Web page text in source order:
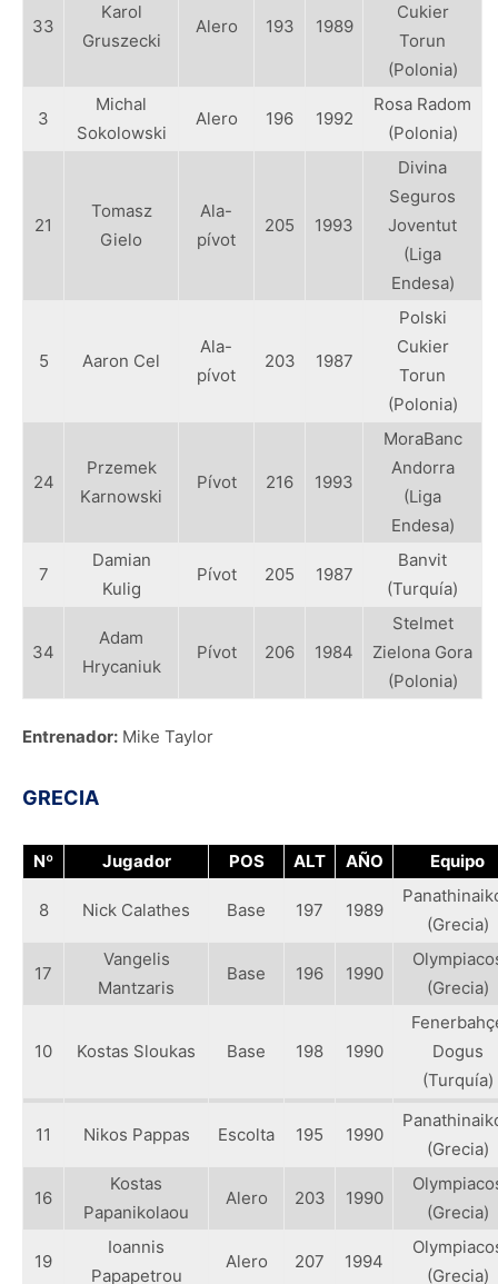
33
Karol
Gruszecki
Alero 193 1989
Cukier
Torun
(Polonia)
3
Michal
Sokolowski
Alero 196 1992
Rosa Radom
(Polonia)
21
Tomasz
Gielo
Ala-
pívot
205 1993
Divina
Seguros
Joventut
(Liga
Endesa)
5 Aaron Cel
Ala-
pívot
203 1987
Polski
Cukier
Torun
(Polonia)
24
Przemek
Karnowski
Pívot 216 1993
MoraBanc
Andorra
(Liga
Endesa)
7
Damian
Kulig
Pívot 205 1987
Banvit
(Turquía)
34
Adam
Hrycaniuk
Pívot 206 1984
Stelmet
Zielona Gora
(Polonia)
Entrenador: Mike Taylor
GRECIA
Nº Jugador POS ALT AÑO Equipo
8 Nick Calathes Base 197 1989
(Grecia)
17
Vangelis
Mantzaris
Base 196 1990
(Grecia)
10 Kostas Sloukas Base 198 1990
Dogus
(Turquía)
11 Nikos Pappas Escolta 195 1990
(Grecia)
16
Kostas
Papanikolaou
Alero 203 1990
(Grecia)
19
Ioannis
Papapetrou
Alero 207 1994
(Grecia)